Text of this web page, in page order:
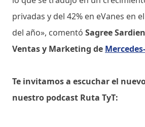
privadas y del 42% en eVanes en
del año», comentó Sagree
Ventas y Marketing de
Te invitamos a escuchar el
nuestro podcast Ruta TyT: